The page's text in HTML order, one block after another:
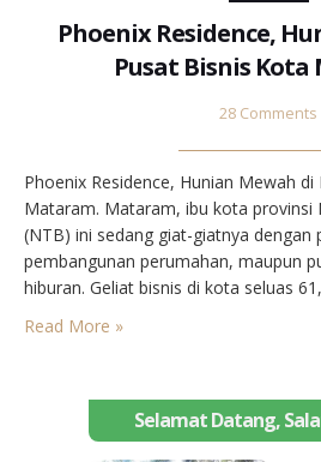
Phoenix Residence,
Pusat Bisnis
28 Comments
Phoenix Residence, Hunian Mewah
Mataram. Mataram, ibu kota provinsi
(NTB) ini sedang giat-giatnya dengan
pembangunan perumahan, maupun
hiburan. Geliat bisnis di kota seluas
melihat pembangunan sejumlah
Read More »
Selamat Datang,